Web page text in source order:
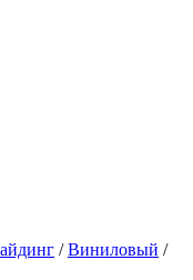
/ Виниловый /